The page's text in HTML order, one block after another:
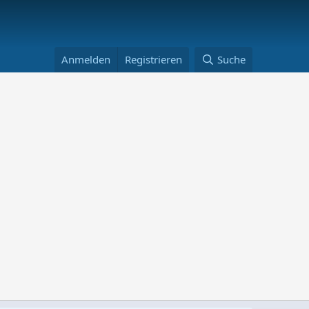
Anmelden Registrieren Suche